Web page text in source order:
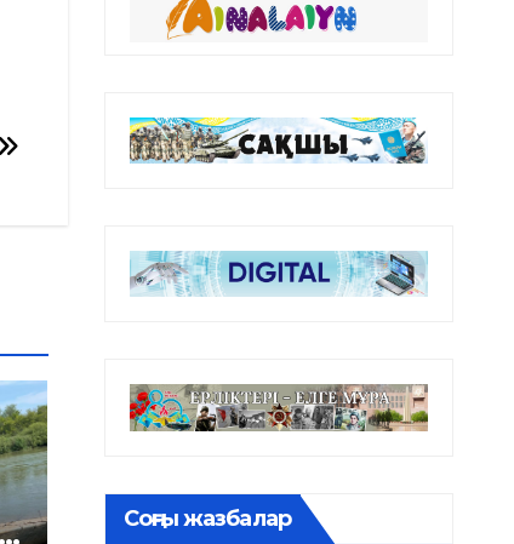
Соңғы жазбалар